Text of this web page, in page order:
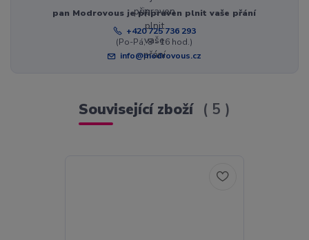
pan Modrovous je připraven plnit vaše přání
+420 725 736 293
(Po-Pá, 8 - 16 hod.)
info@modrovous.cz
Související zboží 5